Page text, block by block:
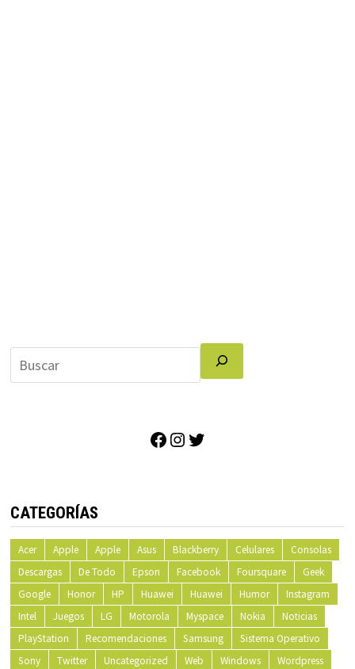
Facebook
Instagram
CATEGORÍAS
Acer Apple Apple Asus Blackberry Celulares
Consolas
Descargas
De Todo Epson Facebook Foursquare
Geek
Google
Honor HP Huawei Huawei Humor
Instagram
Intel
Juegos LG Motorola Myspace Nokia
Noticias
PlayStation
Recomendaciones Samsung
Sistema Operativo
Sony
Twitter Uncategorized Web Windows
Wordpress